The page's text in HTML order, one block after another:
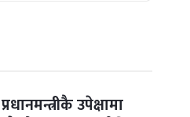
२०८३
२०८३-Oct 20, 2026
प्रधानमन्त्रीकै उपेक्षामा